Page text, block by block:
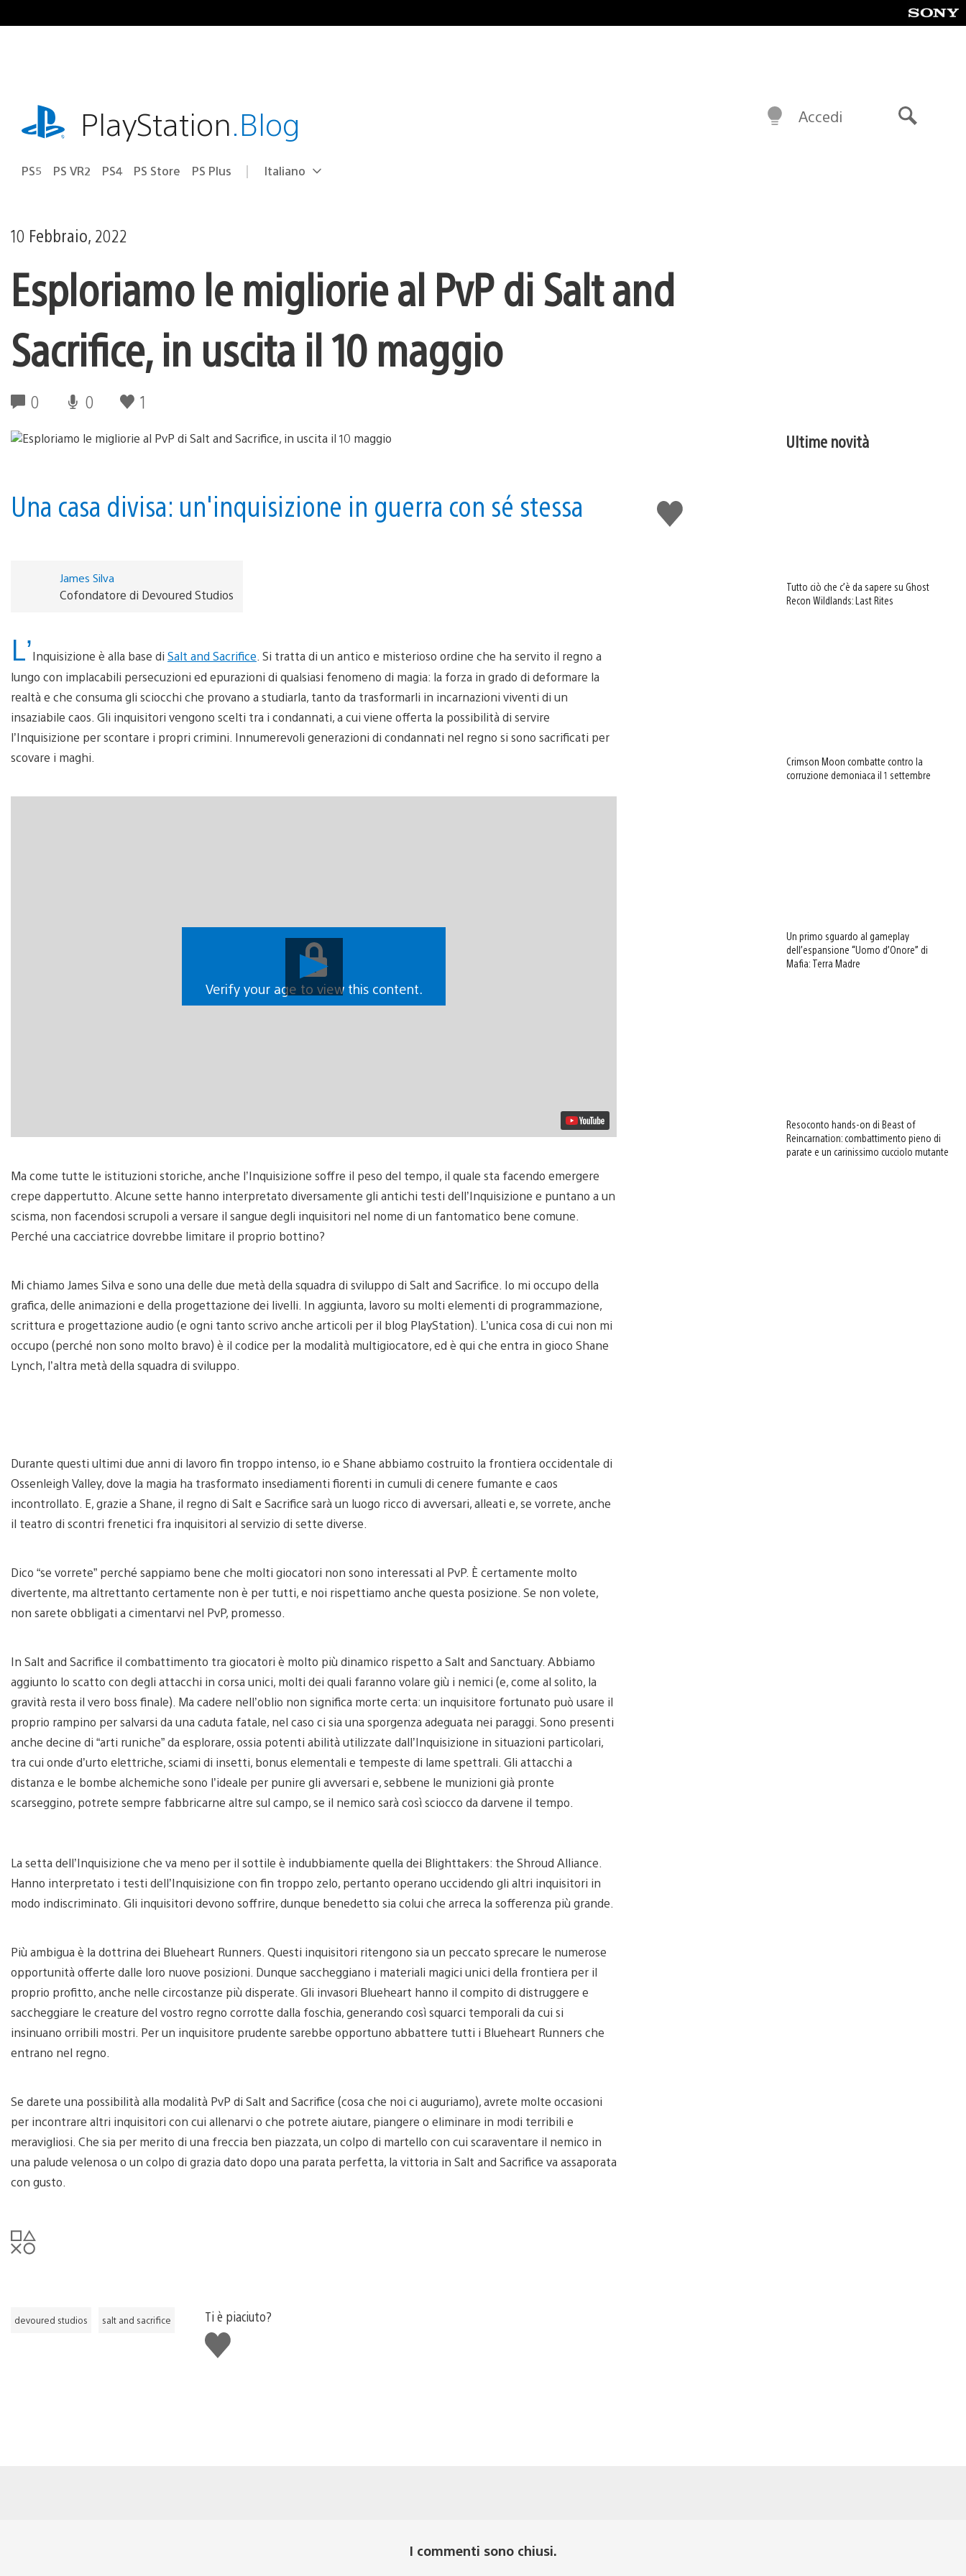
al
playstation.comPlayStation.Blog
PS5 PS VR2 PS4 PS Store PS Plus Seleziona
Regione
Italiano
Accedi
10 Febbraio, 2022
Esploriamo le migliorie al PvP di Salt and
Sacrifice, in uscita il 10 maggio
0 0 1
Mi
piace
Una casa divisa: un'inquisizione in guerra con sé stessa
James Silva
Cofondatore di Devoured Studios
L’Inquisizione è alla base di Salt and Sacrifice . Si tratta di un antico e misterioso ordine che ha servito il regno a
lungo con implacabili persecuzioni ed epurazioni di qualsiasi fenomeno di magia: la forza in grado di deformare la
realtà e che consuma gli sciocchi che provano a studiarla, tanto da trasformarli in incarnazioni viventi di un
insaziabile caos. Gli inquisitori vengono scelti tra i condannati, a cui viene offerta la possibilità di servire
l’Inquisizione per scontare i propri crimini. Innumerevoli generazioni di condannati nel regno si sono sacrificati per
scovare i maghi.
video
Verify your age to view this content.
Ma come tutte le istituzioni storiche, anche l’Inquisizione soffre il peso del tempo, il quale sta facendo emergere
crepe dappertutto. Alcune sette hanno interpretato diversamente gli antichi testi dell’Inquisizione e puntano a un
scisma, non facendosi scrupoli a versare il sangue degli inquisitori nel nome di un fantomatico bene comune.
Perché una cacciatrice dovrebbe limitare il proprio bottino?
Mi chiamo James Silva e sono una delle due metà della squadra di sviluppo di Salt and Sacrifice. Io mi occupo della
grafica, delle animazioni e della progettazione dei livelli. In aggiunta, lavoro su molti elementi di programmazione,
scrittura e progettazione audio (e ogni tanto scrivo anche articoli per il blog PlayStation). L’unica cosa di cui non mi
occupo (perché non sono molto bravo) è il codice per la modalità multigiocatore, ed è qui che entra in gioco Shane
Lynch, l’altra metà della squadra di sviluppo.
Durante questi ultimi due anni di lavoro fin troppo intenso, io e Shane abbiamo costruito la frontiera occidentale di
Ossenleigh Valley, dove la magia ha trasformato insediamenti fiorenti in cumuli di cenere fumante e caos
incontrollato. E, grazie a Shane, il regno di Salt e Sacrifice sarà un luogo ricco di avversari, alleati e, se vorrete, anche
il teatro di scontri frenetici fra inquisitori al servizio di sette diverse.
Dico “se vorrete” perché sappiamo bene che molti giocatori non sono interessati al PvP. È certamente molto
divertente, ma altrettanto certamente non è per tutti, e noi rispettiamo anche questa posizione. Se non volete,
non sarete obbligati a cimentarvi nel PvP, promesso.
In Salt and Sacrifice il combattimento tra giocatori è molto più dinamico rispetto a Salt and Sanctuary. Abbiamo
aggiunto lo scatto con degli attacchi in corsa unici, molti dei quali faranno volare giù i nemici (e, come al solito, la
gravità resta il vero boss finale). Ma cadere nell’oblio non significa morte certa: un inquisitore fortunato può usare il
proprio rampino per salvarsi da una caduta fatale, nel caso ci sia una sporgenza adeguata nei paraggi. Sono presenti
anche decine di “arti runiche” da esplorare, ossia potenti abilità utilizzate dall’Inquisizione in situazioni particolari,
tra cui onde d’urto elettriche, sciami di insetti, bonus elementali e tempeste di lame spettrali. Gli attacchi a
distanza e le bombe alchemiche sono l’ideale per punire gli avversari e, sebbene le munizioni già pronte
scarseggino, potrete sempre fabbricarne altre sul campo, se il nemico sarà così sciocco da darvene il tempo.
La setta dell’Inquisizione che va meno per il sottile è indubbiamente quella dei Blighttakers: the Shroud Alliance.
Hanno interpretato i testi dell’Inquisizione con fin troppo zelo, pertanto operano uccidendo gli altri inquisitori in
modo indiscriminato. Gli inquisitori devono soffrire, dunque benedetto sia colui che arreca la sofferenza più grande.
Più ambigua è la dottrina dei Blueheart Runners. Questi inquisitori ritengono sia un peccato sprecare le numerose
opportunità offerte dalle loro nuove posizioni. Dunque saccheggiano i materiali magici unici della frontiera per il
proprio profitto, anche nelle circostanze più disperate. Gli invasori Blueheart hanno il compito di distruggere e
saccheggiare le creature del vostro regno corrotte dalla foschia, generando così squarci temporali da cui si
insinuano orribili mostri. Per un inquisitore prudente sarebbe opportuno abbattere tutti i Blueheart Runners che
entrano nel regno.
Se darete una possibilità alla modalità PvP di Salt and Sacrifice (cosa che noi ci auguriamo), avrete molte occasioni
per incontrare altri inquisitori con cui allenarvi o che potrete aiutare, piangere o eliminare in modi terribili e
meravigliosi. Che sia per merito di una freccia ben piazzata, un colpo di martello con cui scaraventare il nemico in
una palude velenosa o un colpo di grazia dato dopo una parata perfetta, la vittoria in Salt and Sacrifice va assaporata
con gusto.
devoured studios salt and sacrifice
Ti è piaciuto?
Mi
piace
Ultime novità
Tutto ciò che c’è da sapere su Ghost
Recon Wildlands: Last Rites
Crimson Moon combatte contro la
corruzione demoniaca il 1 settembre
Un primo sguardo al gameplay
dell’espansione “Uomo d’Onore” di
Mafia: Terra Madre
Resoconto hands-on di Beast of
Reincarnation: combattimento pieno di
parate e un carinissimo cucciolo mutante
I commenti sono chiusi.